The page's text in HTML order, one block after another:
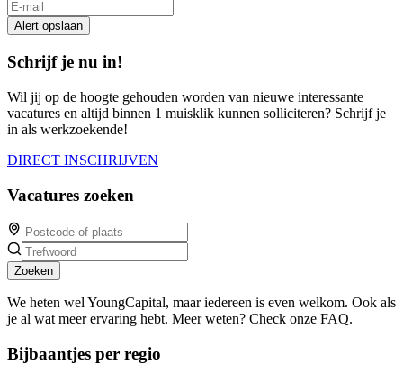
Alert opslaan
Schrijf je nu in!
Wil jij op de hoogte gehouden worden van nieuwe interessante
vacatures en altijd binnen 1 muisklik kunnen solliciteren? Schrijf je
in als werkzoekende!
DIRECT INSCHRIJVEN
Vacatures zoeken
Zoeken
We heten wel YoungCapital, maar iedereen is even welkom. Ook als
je al wat meer ervaring hebt. Meer weten? Check onze FAQ.
Bijbaantjes per regio